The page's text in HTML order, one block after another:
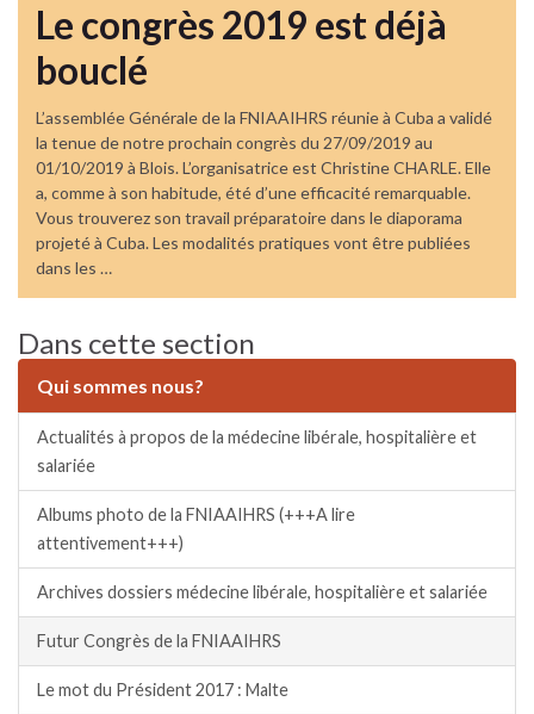
Le congrès 2019 est déjà
bouclé
L’assemblée Générale de la FNIAAIHRS réunie à Cuba a validé
la tenue de notre prochain congrès du 27/09/2019 au
01/10/2019 à Blois. L’organisatrice est Christine CHARLE. Elle
a, comme à son habitude, été d’une efficacité remarquable.
Vous trouverez son travail préparatoire dans le diaporama
projeté à Cuba. Les modalités pratiques vont être publiées
dans les …
Dans cette section
Qui sommes nous?
Actualités à propos de la médecine libérale, hospitalière et
salariée
Albums photo de la FNIAAIHRS (+++A lire
attentivement+++)
Archives dossiers médecine libérale, hospitalière et salariée
Futur Congrès de la FNIAAIHRS
Le mot du Président 2017 : Malte